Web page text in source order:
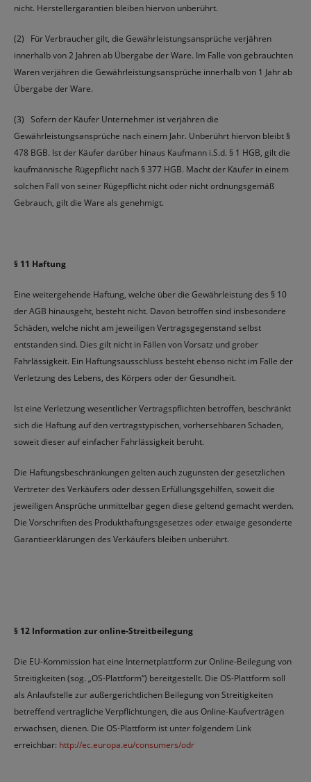
nicht. Herstellergarantien bleiben hiervon unberührt.
(2) Für Verbraucher gilt, die Gewährleistungsansprüche verjähren
innerhalb von 2 Jahren ab Übergabe der Ware. Im Falle von gebrauchten
Waren verjähren die Gewährleistungsansprüche innerhalb von 1 Jahr ab
Übergabe der Ware.
(3) Sofern der Käufer Unternehmer ist verjähren die
Gewährleistungsansprüche nach einem Jahr. Unberührt hiervon bleibt §
478 BGB. Ist der Käufer darüber hinaus Kaufmann i.S.d. § 1 HGB, gilt die
kaufmännische Rügepflicht nach § 377 HGB. Macht der Käufer in einem
solchen Fall von seiner Rügepflicht nicht oder nicht ordnungsgemäß
Gebrauch, gilt die Ware als genehmigt.
§ 11 Haftung
Eine weitergehende Haftung, welche über die Gewährleistung des § 10
der AGB hinausgeht, besteht nicht. Davon betroffen sind insbesondere
Schäden, welche nicht am jeweiligen Vertragsgegenstand selbst
entstanden sind. Dies gilt nicht in Fällen von Vorsatz und grober
Fahrlässigkeit. Ein Haftungsausschluss besteht ebenso nicht im Falle der
Verletzung des Lebens, des Körpers oder der Gesundheit.
Ist eine Verletzung wesentlicher Vertragspflichten betroffen, beschränkt
sich die Haftung auf den vertragstypischen, vorhersehbaren Schaden,
soweit dieser auf einfacher Fahrlässigkeit beruht.
Die Haftungsbeschränkungen gelten auch zugunsten der gesetzlichen
Vertreter des Verkäufers oder dessen Erfüllungsgehilfen, soweit die
jeweiligen Ansprüche unmittelbar gegen diese geltend gemacht werden.
Die Vorschriften des Produkthaftungsgesetzes oder etwaige gesonderte
Garantieerklärungen des Verkäufers bleiben unberührt.
§ 12 Information zur online-Streitbeilegung
Die EU-Kommission hat eine Internetplattform zur Online-Beilegung von
Streitigkeiten (sog. „OS-Plattform“) bereitgestellt. Die OS-Plattform soll
als Anlaufstelle zur außergerichtlichen Beilegung von Streitigkeiten
betreffend vertragliche Verpflichtungen, die aus Online-Kaufverträgen
erwachsen, dienen. Die OS-Plattform ist unter folgendem Link
erreichbar: http://ec.europa.eu/consumers/odr